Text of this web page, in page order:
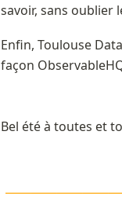
savoir, sans oublier
Enfin, Toulouse
façon
Bel été à toutes et